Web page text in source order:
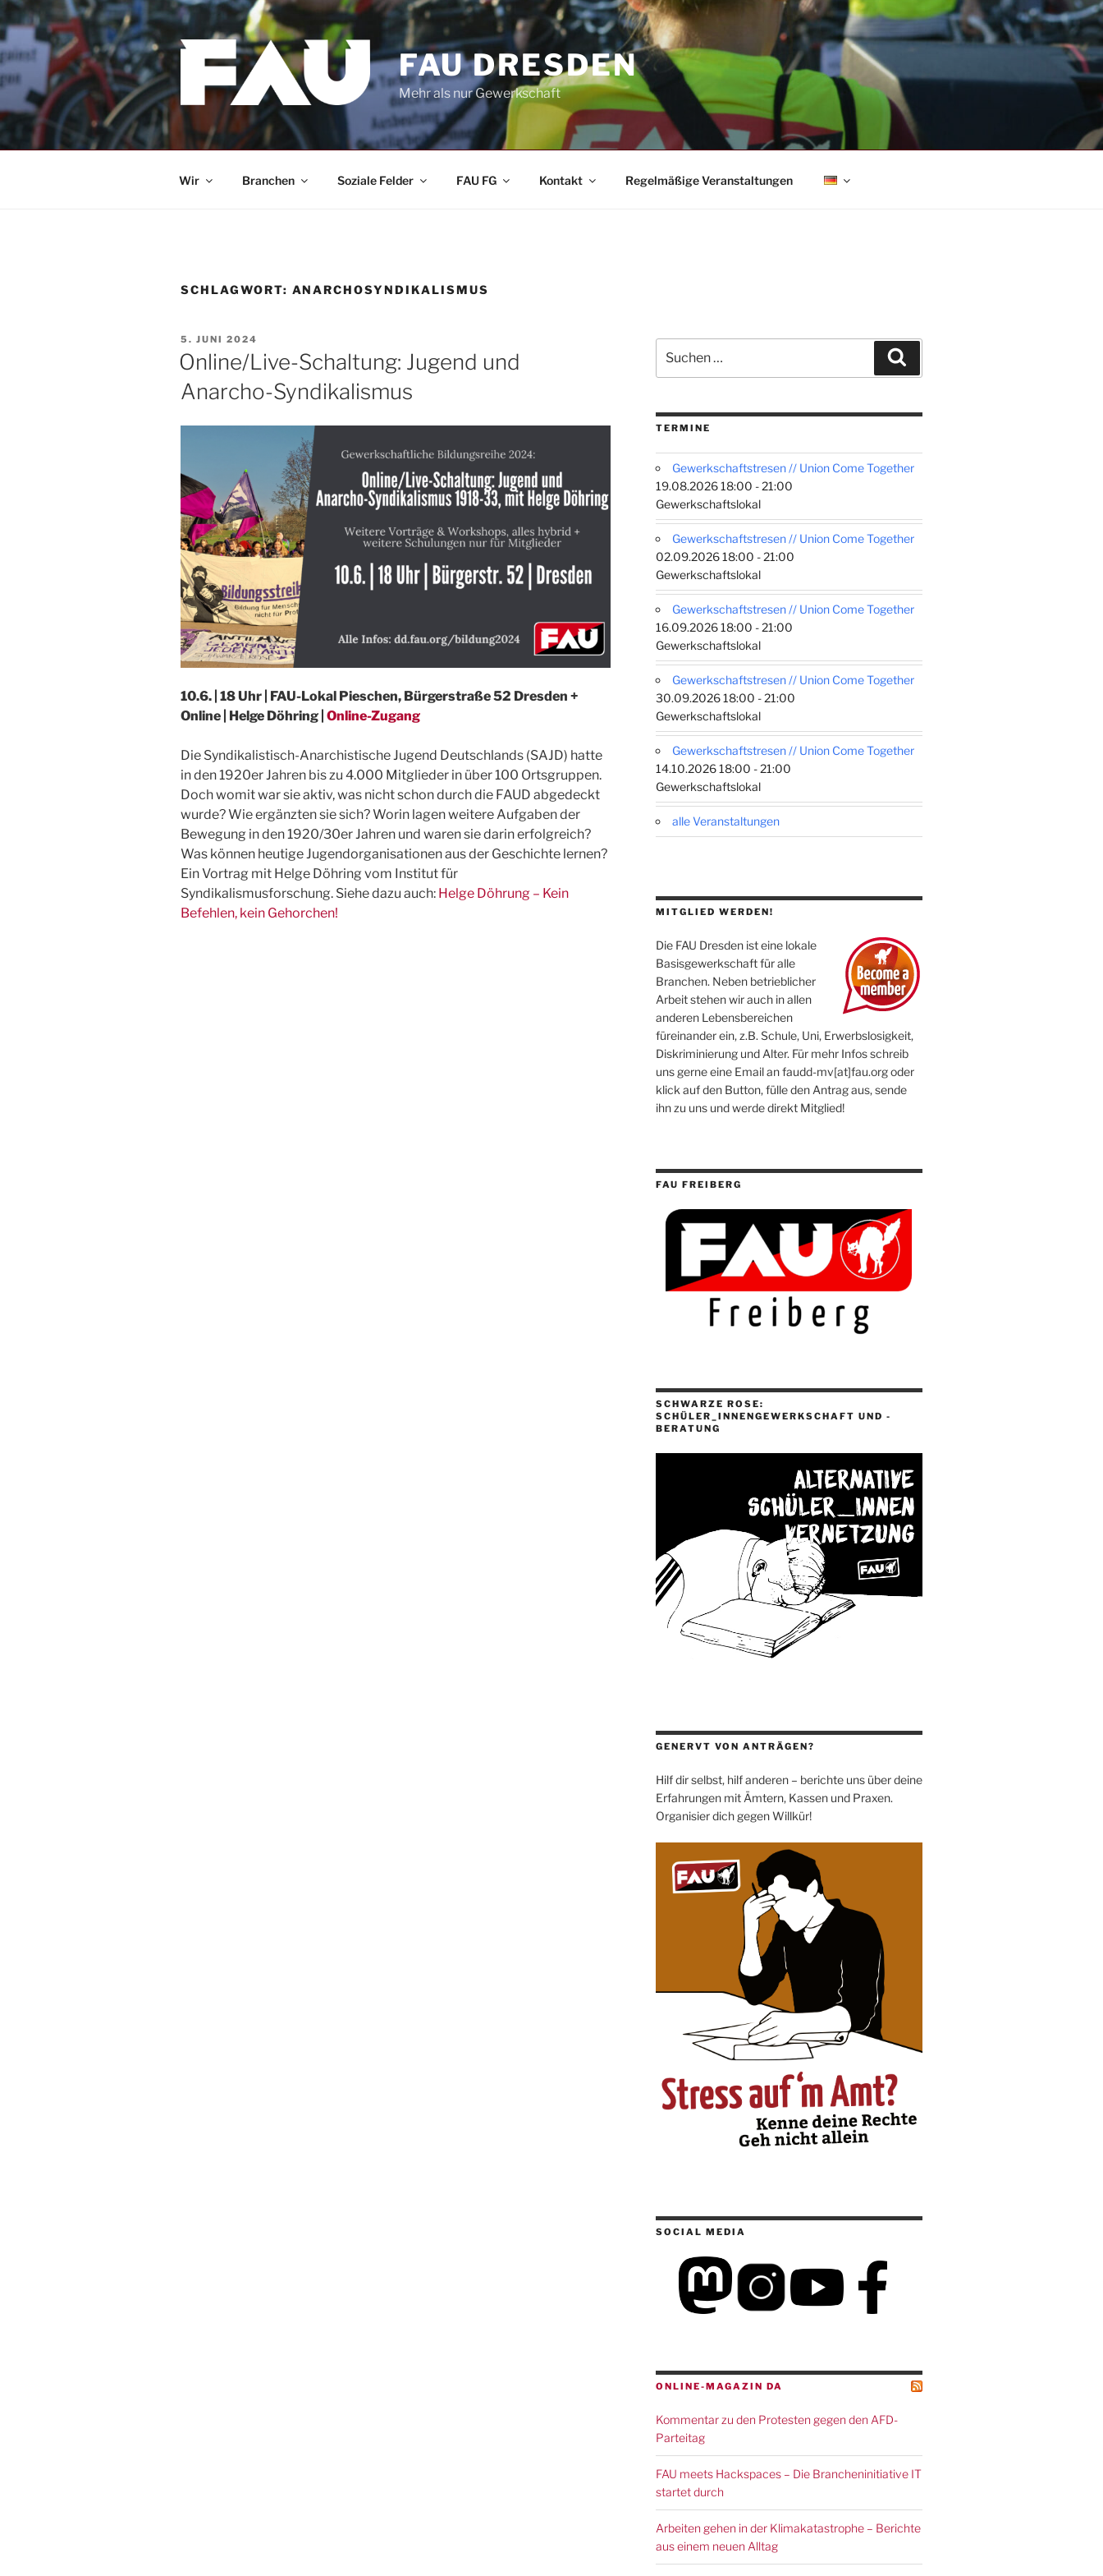
Zum
Inhalt
springen
FAU DRESDEN
Mehr als nur Gewerkschaft
Wir Branchen Soziale Felder FAU FG Kontakt Regelmäßige Veranstaltungen
SCHLAGWORT: ANARCHOSYNDIKALISMUS
VERÖFFENTLICHT
AM
5. JUNI 2024
Online/Live-Schaltung: Jugend und
Anarcho-Syndikalismus
10.6. | 18 Uhr | FAU-Lokal Pieschen, Bürgerstraße 52 Dresden +
Online | Helge Döhring | Online-Zugang
Die Syndikalistisch-Anarchistische Jugend Deutschlands (SAJD) hatte
in den 1920er Jahren bis zu 4.000 Mitglieder in über 100 Ortsgruppen.
Doch womit war sie aktiv, was nicht schon durch die FAUD abgedeckt
wurde? Wie ergänzten sie sich? Worin lagen weitere Aufgaben der
Bewegung in den 1920/30er Jahren und waren sie darin erfolgreich?
Was können heutige Jugendorganisationen aus der Geschichte lernen?
Ein Vortrag mit Helge Döhring vom Institut für
Syndikalismusforschung. Siehe dazu auch: Helge Döhrung – Kein
Befehlen, kein Gehorchen!
nach:
TERMINE
Gewerkschaftstresen // Union Come Together
19.08.2026 18:00 - 21:00
Gewerkschaftslokal
Gewerkschaftstresen // Union Come Together
02.09.2026 18:00 - 21:00
Gewerkschaftslokal
Gewerkschaftstresen // Union Come Together
16.09.2026 18:00 - 21:00
Gewerkschaftslokal
Gewerkschaftstresen // Union Come Together
30.09.2026 18:00 - 21:00
Gewerkschaftslokal
Gewerkschaftstresen // Union Come Together
14.10.2026 18:00 - 21:00
Gewerkschaftslokal
alle Veranstaltungen
MITGLIED WERDEN!
Die FAU Dresden ist eine lokale
Basisgewerkschaft für alle
Branchen. Neben betrieblicher
Arbeit stehen wir auch in allen
anderen Lebensbereichen
füreinander ein, z.B. Schule, Uni, Erwerbslosigkeit,
Diskriminierung und Alter. Für mehr Infos schreib
uns gerne eine Email an faudd-mv[at]fau.org oder
klick auf den Button, fülle den Antrag aus, sende
ihn zu uns und werde direkt Mitglied!
FAU FREIBERG
SCHWARZE ROSE:
SCHÜLER_INNENGEWERKSCHAFT UND -
BERATUNG
GENERVT VON ANTRÄGEN?
Hilf dir selbst, hilf anderen – berichte uns über deine
Erfahrungen mit Ämtern, Kassen und Praxen.
Organisier dich gegen Willkür!
SOCIAL MEDIA
ONLINE-MAGAZIN DA
Kommentar zu den Protesten gegen den AFD-
Parteitag
FAU meets Hackspaces – Die Brancheninitiative IT
startet durch
Arbeiten gehen in der Klimakatastrophe – Berichte
aus einem neuen Alltag